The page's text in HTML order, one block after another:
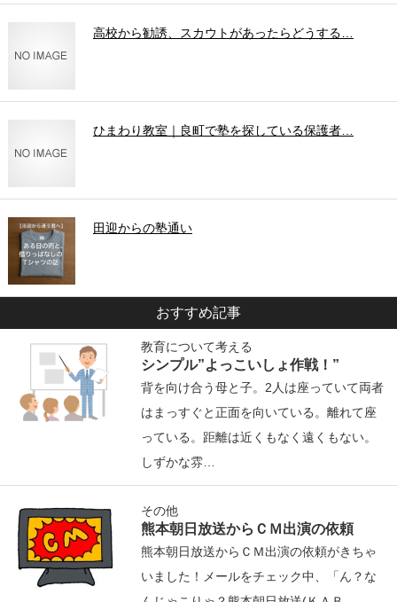
高校から勧誘、スカウトがあったらどうする…
ひまわり教室｜良町で塾を探している保護者…
田迎からの塾通い
おすすめ記事
教育について考える
シンプル”よっこいしょ作戦！”
背を向け合う母と子。2人は座っていて両者
はまっすぐと正面を向いている。離れて座
っている。距離は近くもなく遠くもない。
しずかな雰…
その他
熊本朝日放送からＣＭ出演の依頼
熊本朝日放送からＣＭ出演の依頼がきちゃ
いました！メールをチェック中、「ん？な